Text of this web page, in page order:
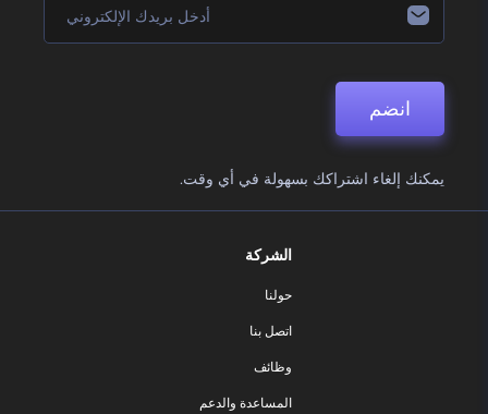
انضم
يمكنك إلغاء اشتراكك بسهولة في أي وقت.
الشركة
حولنا
اتصل بنا
وظائف
المساعدة والدعم